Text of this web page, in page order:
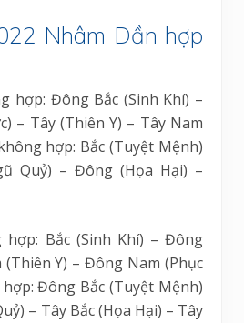
Nhâm Dần hợp
hợp: Đông Bắc (Sinh Khí) –
– Tây (Thiên Y) – Tây Nam
hợp: Bắc (Tuyệt Mệnh)
Quỷ) – Đông (Họa Hại) –
hợp: Bắc (Sinh Khí) – Đông
Y) – Đông Nam (Phục
Đông Bắc (Tuyệt Mệnh)
– Tây Bắc (Họa Hại) – Tây